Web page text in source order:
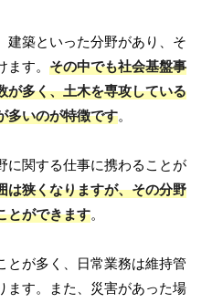
建築といった分野があり、そ
す。 その中でも社会基盤事
が多く、土木を専攻している
多いのが特徴です。
に関する仕事に携わることが
は狭くなりますが、その分野
とができます。
とが多く、日常業務は維持管
ます。また、災害があった場